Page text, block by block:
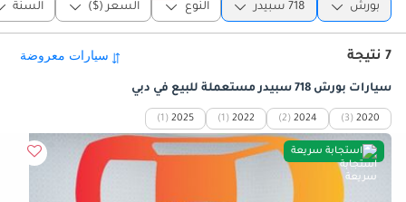
بورش 718 سبيدر النوع السعر ($) السنة
7 نتيجة
سيارات بورش 718 سبيدر مستعملة للبيع في دبي
2020
(3)
2024
(2)
2022
(1)
2025
(1)
استجابة سريعة